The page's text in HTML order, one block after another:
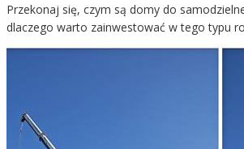
Przekonaj się, czym są domy do
dlaczego warto zainwestować w tego typu